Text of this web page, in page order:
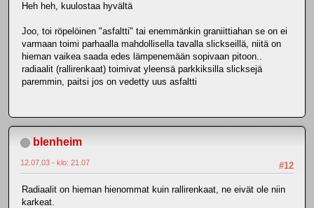
Heh heh, kuulostaa hyvältä
Joo, toi röpelöinen "asfaltti" tai enemmänkin graniittiahan se on ei
varmaan toimi parhaalla mahdollisella tavalla slickseillä, niitä on
hieman vaikea saada edes lämpenemään sopivaan pitoon..
radiaalit (rallirenkaat) toimivat yleensä parkkiksilla slicksejä
paremmin, paitsi jos on vedetty uus asfaltti
blenheim
#12
12.07.03 - klo: 21.07
Radiaalit on hieman hienommat kuin rallirenkaat, ne eivät ole niin
karkeat.